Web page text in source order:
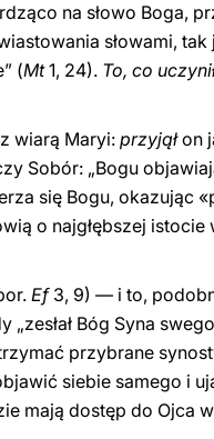
na słowo Boga,
słowami, tak
(Mt1, 24). To, co
wiarą Maryi: przyjąłon
Sobór: „Bogu
się Bogu, okazując
o najgłębszej istocie
Ef3, 9) — i to,
„zesłał Bóg Syna
przybrane
siebie samego i
mają dostęp do Ojca